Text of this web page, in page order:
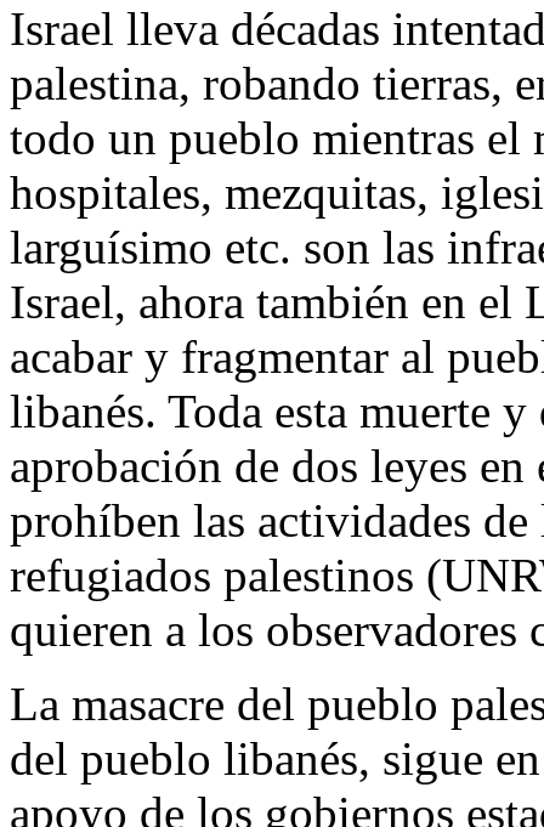
Israel lleva décadas
palestina, robando tierras,
todo un pueblo mientras el
hospitales, mezquitas,
larguísimo etc. son las
Israel, ahora también en el
acabar y fragmentar al
libanés. Toda esta muerte
aprobación de dos leyes
prohíben las actividades
refugiados palestinos
quieren a los observadores
La masacre del pueblo
del pueblo libanés, sigue
apoyo de los gobiernos